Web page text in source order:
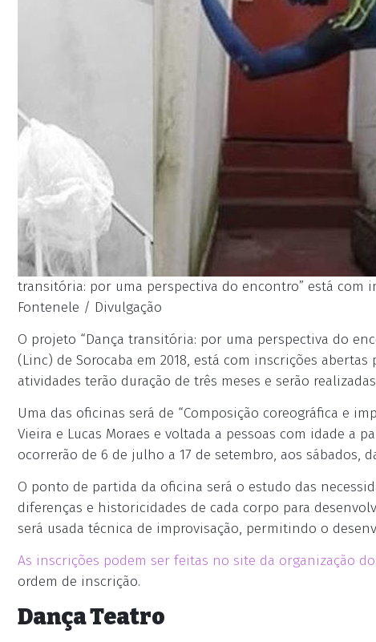
transitória: por uma perspectiva do encontro” está com
Fontenele / Divulgação
O projeto “Dança transitória: por uma perspectiva do
(Linc) de Sorocaba em 2018, está com inscrições
atividades terão duração de três meses e serão
Uma das oficinas será de “Composição coreográfica e
Vieira e Lucas Moraes e voltada a pessoas com idade a
ocorrerão de 6 de julho a 17 de setembro, aos sábados,
O ponto de partida da oficina será o estudo das
diferenças e historicidades de cada corpo para
será usada técnica de improvisação, permitindo o
As inscrições podem ser feitas no site da organização
ordem de inscrição.
Dança Teatro